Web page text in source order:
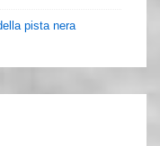
pista nera